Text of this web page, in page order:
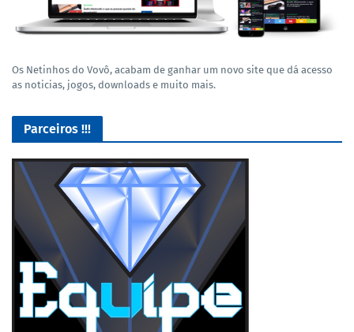
Os Netinhos do Vovô, acabam de ganhar um novo site que dá acesso
as noticias, jogos, downloads e muito mais.
Parceiros !!!
Lives de Gameplay no Facebook Gaming e muito mais